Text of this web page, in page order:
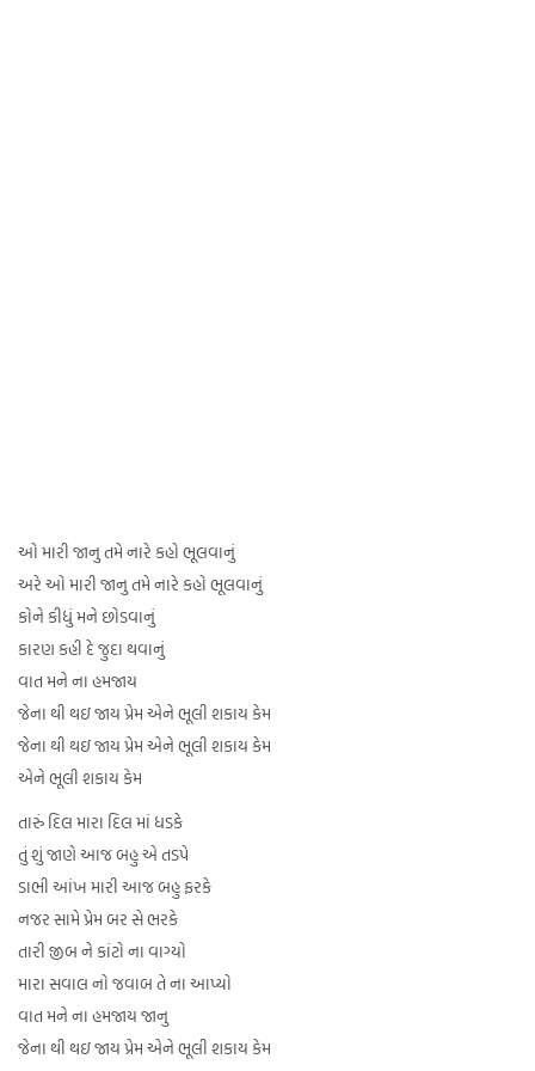
ઓ મારી જાનુ તમે નારે કહો ભૂલવાનું
અરે ઓ મારી જાનુ તમે નારે કહો ભૂલવાનું
કોને કીધું મને છોડવાનું
કારણ કહી દે જુદા થવાનું
વાત મને ના હમજાય
જેના થી થઇ જાય પ્રેમ એને ભૂલી શકાય કેમ
જેના થી થઇ જાય પ્રેમ એને ભૂલી શકાય કેમ
એને ભૂલી શકાય કેમ
તારું દિલ મારા દિલ માં ધડકે
તું શું જાણે આજ બહુ એ તડપે
ડાભી આંખ મારી આજ બહુ ફરકે
નજર સામે પ્રેમ બર સે ભરકે
તારી જીબ ને કાંટો ના વાગ્યો
મારા સવાલ નો જવાબ તે ના આપ્યો
વાત મને ના હમજાય જાનુ
જેના થી થઇ જાય પ્રેમ એને ભૂલી શકાય કેમ